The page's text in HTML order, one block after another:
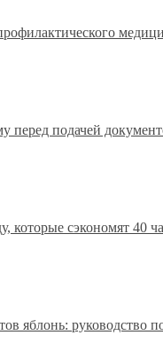
перед подачей
которые сэкономят 40
яблонь: руководство